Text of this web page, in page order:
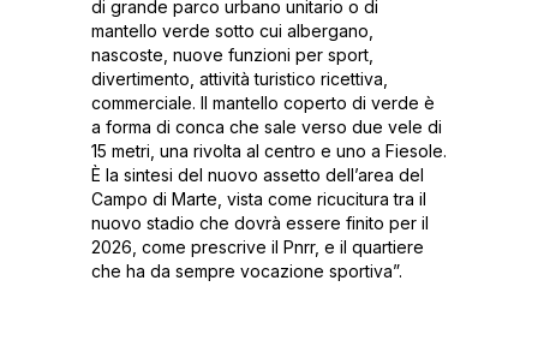
di grande parco urbano unitario o di
mantello verde sotto cui albergano,
nascoste, nuove funzioni per sport,
divertimento, attività turistico ricettiva,
commerciale. Il mantello coperto di verde è
a forma di conca che sale verso due vele di
15 metri, una rivolta al centro e uno a Fiesole.
È la sintesi del nuovo assetto dell’area del
Campo di Marte, vista come ricucitura tra il
nuovo stadio che dovrà essere finito per il
2026, come prescrive il Pnrr, e il quartiere
che ha da sempre vocazione sportiva”.